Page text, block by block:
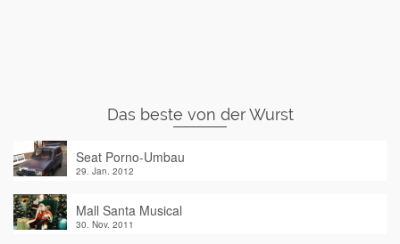
Das beste von der Wurst
Seat Porno-Umbau
29. Jan. 2012
Mall Santa Musical
30. Nov. 2011